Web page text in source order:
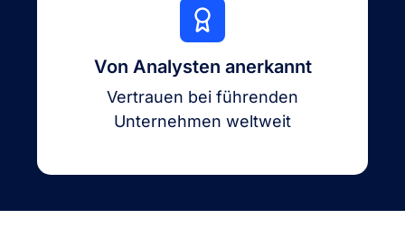
Von Analysten anerkannt
Vertrauen bei führenden
Unternehmen weltweit